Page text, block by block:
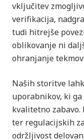
vključitev
verifikacija,
tudi hitrejše
oblikovanje ni
ohranjanje
Naših storitve
uporabnikov, ki
kvalitetno
ter regulacijskih
održljivost